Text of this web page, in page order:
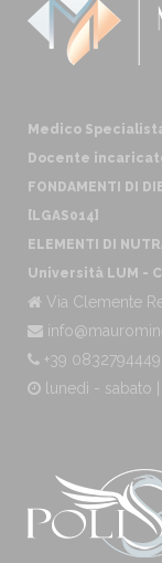
Medico
Docente
FONDAMENTI DI
[LGAS014]
ELEMENTI DI
Università LUM -
Via Clemente
+39 0832794449
lunedì - sabato